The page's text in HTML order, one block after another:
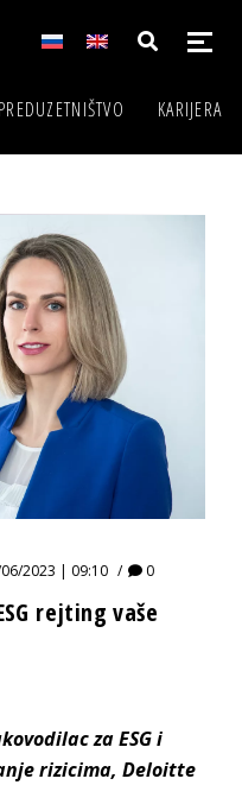
PREDUZETNIŠTVO KARIJERA
2023 | 09:10 0
rejting vaše
ac za ESGi
rizicima,Deloitte